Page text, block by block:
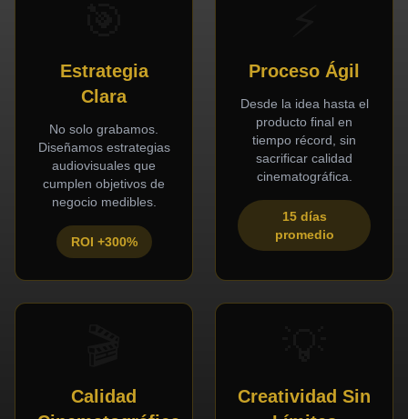
Estrategia
Clara
No solo grabamos.
Diseñamos estrategias
audiovisuales que
cumplen objetivos de
negocio medibles.
ROI +300%
Proceso Ágil
Desde la idea hasta el
producto final en
tiempo récord, sin
sacrificar calidad
cinematográfica.
15 días
promedio
Calidad
Creatividad Sin